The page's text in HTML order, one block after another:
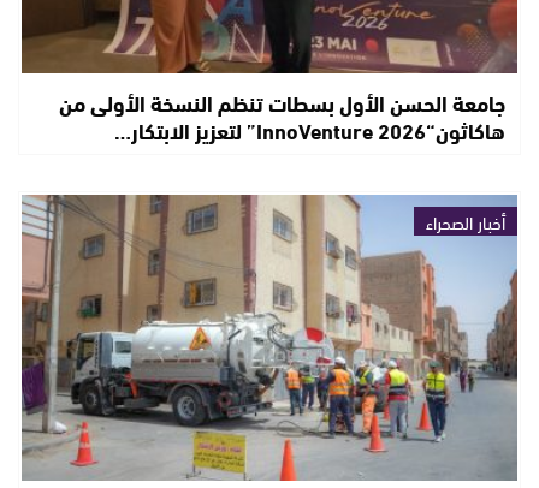
جامعة الحسن الأول بسطات تنظم النسخة الأولى من
هاكاثون“InnoVenture 2026” لتعزيز الابتكار…
أخبار الصحراء